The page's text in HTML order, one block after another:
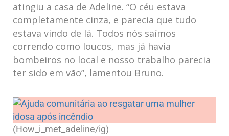
atingiu a casa de Adeline. “O‌ céu estava
completamente cinza, e parecia que​ tudo ​
estava vindo de lá. Todos nós saímos
correndo como loucos, mas já ‌havia
bombeiros no local ‌e nosso trabalho parecia
ter sido ‌em vão”, lamentou Bruno.
(How_i_met_adeline/ig)